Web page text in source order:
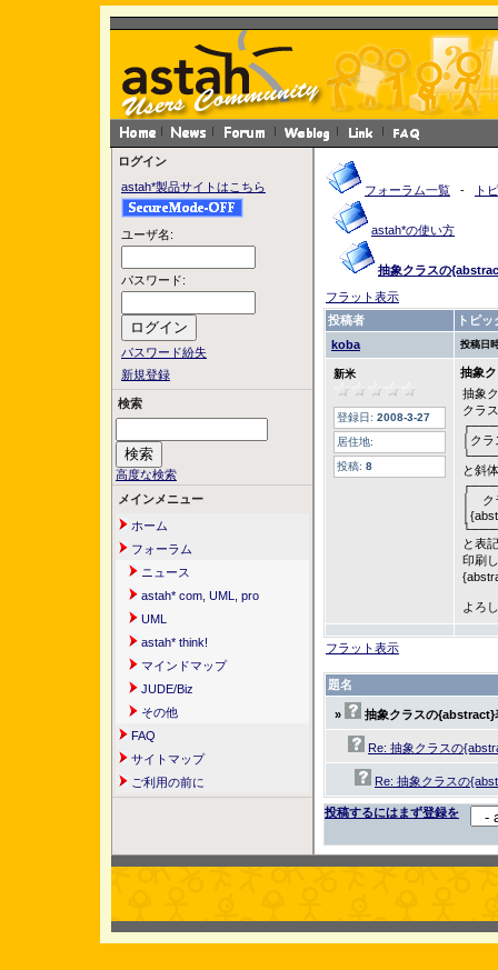
ログイン
astah*製品サイトはこちら
ユーザ名:
パスワード:
パスワード紛失
新規登録
検索
高度な検索
メインメニュー
ホーム
フォーラム
ニュース
astah* com, UML, pro
UML
astah* think!
マインドマップ
JUDE/Biz
その他
FAQ
サイトマップ
ご利用の前に
フォーラム一覧 - ト
astah*の使い方
抽象クラスの
フラット表示
投稿者
トピッ
koba
投稿日
新米
登録日: 2008-3-27
居住地:
投稿: 8
抽象
抽象
クラ
│ク
と斜
│
と表
印刷
よろ
フラット表示
題名
» 抽象クラスの{abstract}
Re: 抽象クラスの
Re: 抽象クラスの
投稿するにはまず登録を